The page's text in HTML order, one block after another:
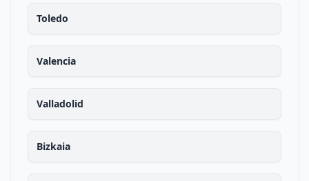
Toledo
Valencia
Valladolid
Bizkaia